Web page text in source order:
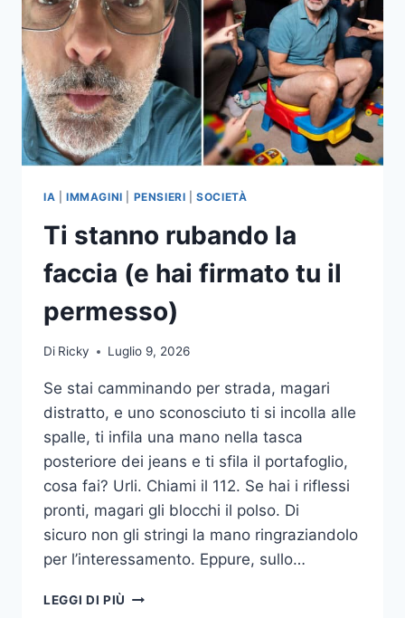
IA IMMAGINI PENSIERI |SOCIETÀ
Ti stanno rubando la
faccia (e hai firmato tu il
permesso)
Di Ricky Luglio 9, 2026
Se stai camminando per strada, magari
distratto, e uno sconosciuto ti si incolla alle
spalle, ti infila una mano nella tasca
posteriore dei jeans e ti sfila il portafoglio,
cosa fai? Urli. Chiami il 112. Se hai i riflessi
pronti, magari gli blocchi il polso. Di
sicuro non gli stringi la mano ringraziandolo
per l’interessamento. Eppure, sullo…
LEGGI DI PIÙ